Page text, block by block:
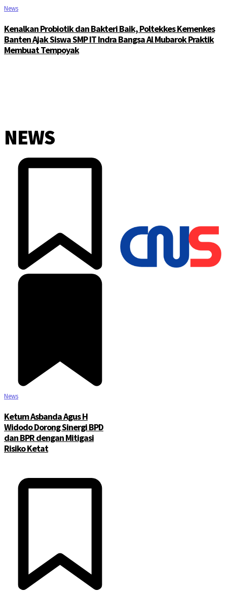
News
Kenalkan Probiotik dan Bakteri Baik, Poltekkes Kemenkes
Banten Ajak Siswa SMP IT Indra Bangsa Al Mubarok Praktik
Membuat Tempoyak
NEWS
News
Ketum Asbanda Agus H
Widodo Dorong Sinergi BPD
dan BPR dengan Mitigasi
Risiko Ketat